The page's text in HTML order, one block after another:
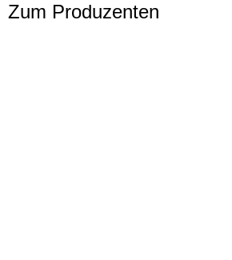
Zum Produzenten